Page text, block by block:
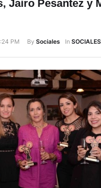
Jairo Pesantez y
PM By Sociales In SOCIALES